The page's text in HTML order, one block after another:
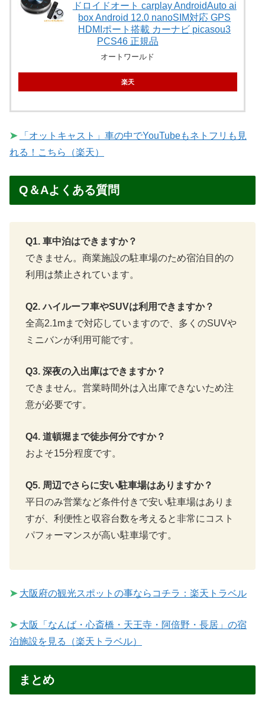
ドロイドオート carplay AndroidAuto ai
box Android 12.0 nanoSIM対応 GPS
HDMIポート搭載 カーナビ picasou3
PCS46 正規品
オートワールド
楽天
➤
「オットキャスト」車の中でYouTubeもネトフリも見
れる！こちら（楽天）
Q＆Aよくある質問
Q1. 車中泊はできますか？
できません。商業施設の駐車場のため宿泊目的の
利用は禁止されています。
Q2. ハイルーフ車やSUVは利用できますか？
全高2.1mまで対応していますので、多くのSUVや
ミニバンが利用可能です。
Q3. 深夜の入出庫はできますか？
できません。営業時間外は入出庫できないため注
意が必要です。
Q4. 道頓堀まで徒歩何分ですか？
およそ15分程度です。
Q5. 周辺でさらに安い駐車場はありますか？
平日のみ営業など条件付きで安い駐車場はありま
すが、利便性と収容台数を考えると非常にコスト
パフォーマンスが高い駐車場です。
➤ 大阪府の観光スポットの事ならコチラ：楽天トラベル
➤ 大阪「なんば・心斎橋・天王寺・阿倍野・長居」の宿
泊施設を見る（楽天トラベル）
まとめ